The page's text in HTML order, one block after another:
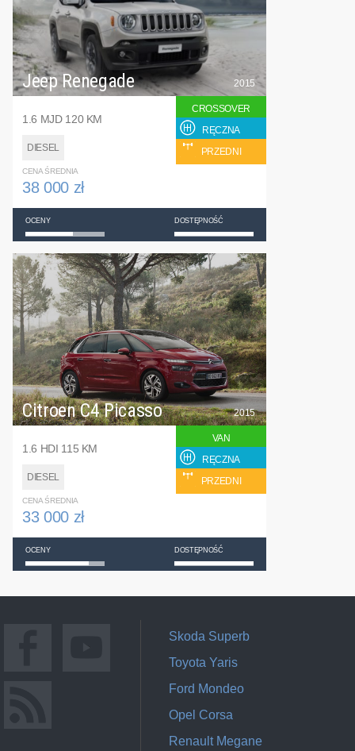
Jeep Renegade
1.6 MJD 120 KM
DIESEL
2015
CROSSOVER
RĘCZNA
PRZEDNI
CENA ŚREDNIA
38 000 zł
OCENY DOSTĘPNOŚĆ
Citroen C4 Picasso
1.6 HDI 115 KM
DIESEL
2015
VAN
RĘCZNA
PRZEDNI
CENA ŚREDNIA
33 000 zł
OCENY DOSTĘPNOŚĆ
Skoda Superb
Toyota Yaris
Ford Mondeo
Opel Corsa
Renault Megane